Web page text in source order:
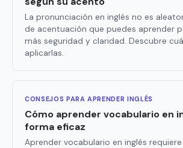
La pronunciación en inglés no es
de acentuación que puedes aprender
más seguridad y claridad. Descubre
aplicarlas.
CONSEJOS PARA APRENDER INGLÉS
Cómo aprender vocabulario en
forma eficaz
Aprender vocabulario en inglés